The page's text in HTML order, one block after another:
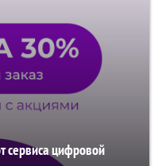
сервиса цифровой